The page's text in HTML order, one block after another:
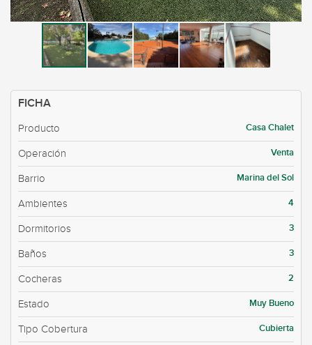
FICHA
Producto Casa Chalet
Operación Venta
Barrio Marina del Sol
Ambientes 4
Dormitorios 3
Baños 3
Cocheras 2
Estado Muy Bueno
Tipo Cobertura Cubierta